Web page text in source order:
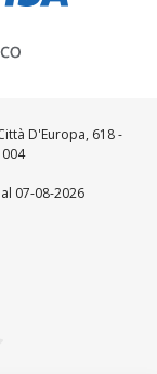
D'Europa, 618 -
07-08-2026